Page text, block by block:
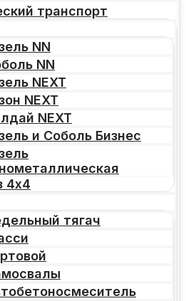
транспорт
NN
NN
NEXT
NEXT
NEXT
и Соболь Бизнес
4х4
тягач